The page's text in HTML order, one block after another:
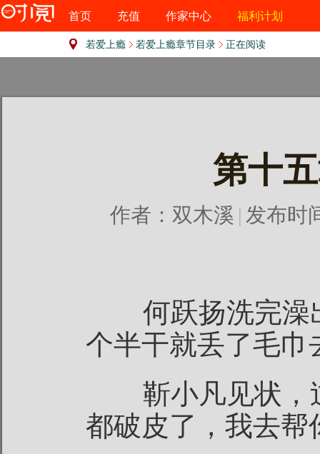
首页 充值 作家中心 福利计划
若爱上瘾 若爱上瘾章节目录 正在阅读
第十
作者： 双木溪 | 发布时
何跃扬洗完澡
个半干就丢了毛巾
靳小凡见状，
都破皮了，我去帮